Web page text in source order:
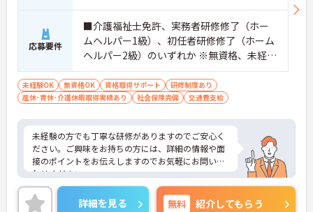
応募要件
■介護福祉士免許、実務者研修修了（ホー
ムヘルパー1級）、初任者研修修了（ホーム
ヘルパー2級）のいずれか ※無資格、未経験
の方も相談可
未経験OK 無資格OK 資格取得サポート
研修制度あり
産休･育休･介護休暇取得実績あり
社会保険完備 交通費支給
未経験の方でも丁寧な研修がありますのでご安心く
ださい。ご興味をお持ちの方には、詳細の情報や面
接のポイントをお伝えしますのでお気軽にお問い合
わせください。
詳細を見る 無料 紹介してもらう